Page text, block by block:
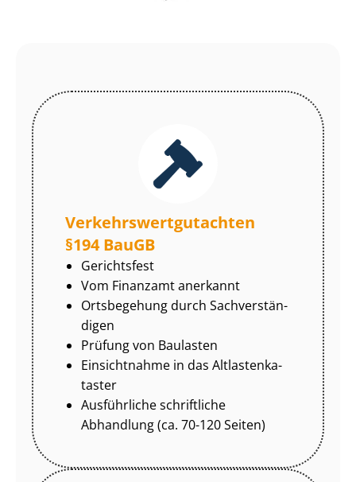
Ver­kehrs­wert­gut­ach­ten
§194 BauGB
Gerichtsfest
Vom Finanzamt anerkannt
Ortsbegehung durch Sach­ver­stän­
di­gen
Prüfung von Baulasten
Einsichtnahme in das Alt­las­ten­ka­
tas­ter
Ausführliche schriftliche
Abhandlung (ca. 70-120 Seiten)